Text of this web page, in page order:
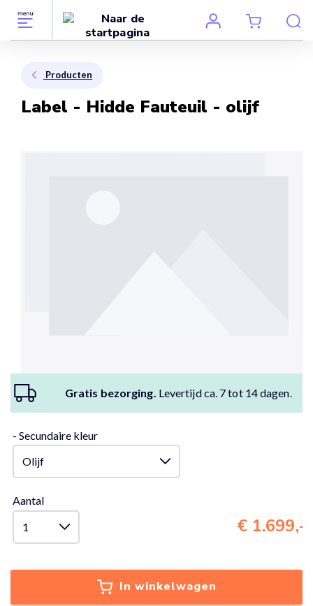
Producten
Label - Hidde Fauteuil - olijf
Gratis bezorging. Levertijd ca. 7 tot 14 dagen.
- Secundaire kleur
Aantal
€ 1.699,-
In winkelwagen